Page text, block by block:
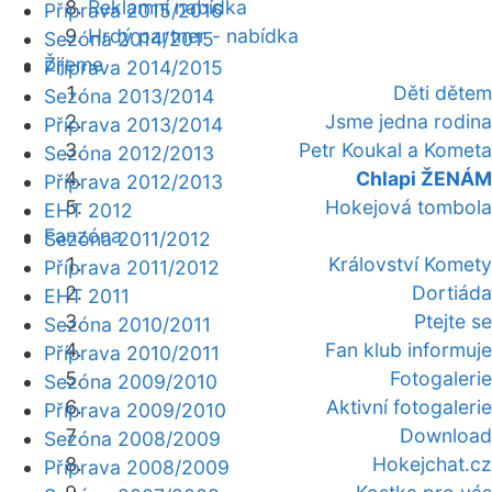
Reklamní nabídka
Hrdý partner - nabídka
Žijeme
Děti dětem
Jsme jedna rodina
Petr Koukal a Kometa
Chlapi ŽENÁM
Hokejová tombola
Fanzóna
Království Komety
Dortiáda
Ptejte se
Fan klub informuje
Fotogalerie
Aktivní fotogalerie
Download
Hokejchat.cz
Příprava 2015/2016
Sezóna 2014/2015
Příprava 2014/2015
Sezóna 2013/2014
Příprava 2013/2014
Sezóna 2012/2013
Příprava 2012/2013
EHT 2012
Sezóna 2011/2012
Příprava 2011/2012
EHT 2011
Sezóna 2010/2011
Příprava 2010/2011
Sezóna 2009/2010
Příprava 2009/2010
Sezóna 2008/2009
Příprava 2008/2009